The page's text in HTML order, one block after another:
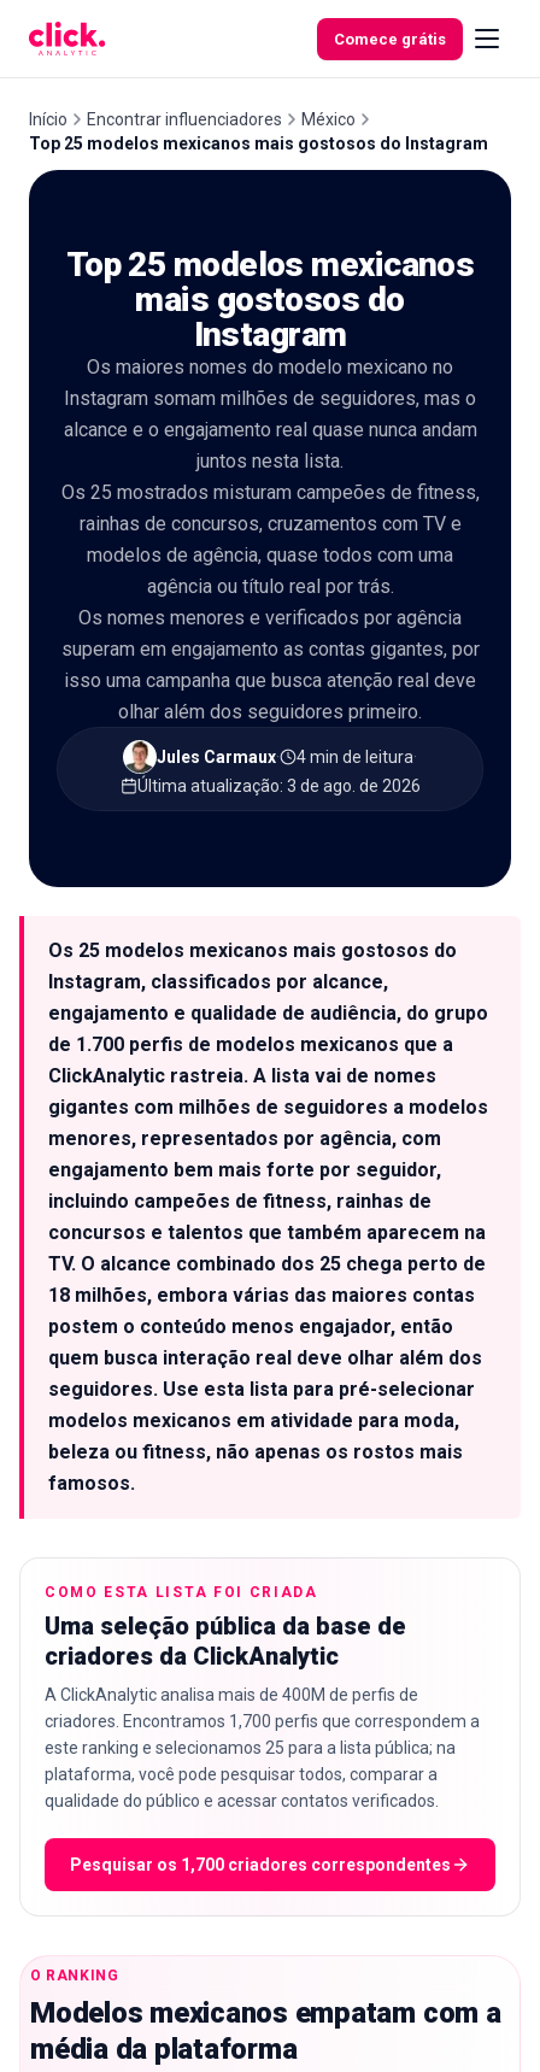
Comece grátis
Ferramentas
gratuitas
🇵🇹PT
Início Encontrar influenciadores
México
Top 25 modelos mexicanos mais gostosos do Instagram
Top 25 modelos mexicanos
mais gostosos do
Instagram
Os maiores nomes do modelo mexicano no
Instagram somam milhões de seguidores, mas o
alcance e o engajamento real quase nunca andam
juntos nesta lista.
Os 25 mostrados misturam campeões de fitness,
rainhas de concursos, cruzamentos com TV e
modelos de agência, quase todos com uma
agência ou título real por trás.
Os nomes menores e verificados por agência
superam em engajamento as contas gigantes, por
isso uma campanha que busca atenção real deve
olhar além dos seguidores primeiro.
Jules Carmaux· 4 min de leitura·
Última atualização: 3 de ago. de 2026
Os 25 modelos mexicanos mais gostosos do
Instagram, classificados por alcance,
engajamento e qualidade de audiência, do grupo
de 1.700 perfis de modelos mexicanos que a
ClickAnalytic rastreia. A lista vai de nomes
gigantes com milhões de seguidores a modelos
menores, representados por agência, com
engajamento bem mais forte por seguidor,
incluindo campeões de fitness, rainhas de
concursos e talentos que também aparecem na
TV. O alcance combinado dos 25 chega perto de
18 milhões, embora várias das maiores contas
postem o conteúdo menos engajador, então
quem busca interação real deve olhar além dos
seguidores. Use esta lista para pré-selecionar
modelos mexicanos em atividade para moda,
beleza ou fitness, não apenas os rostos mais
famosos.
COMO ESTA LISTA FOI CRIADA
Uma seleção pública da base de
criadores da ClickAnalytic
A ClickAnalytic analisa mais de 400M de perfis de
criadores. Encontramos 1,700 perfis que correspondem a
este ranking e selecionamos 25 para a lista pública; na
plataforma, você pode pesquisar todos, comparar a
qualidade do público e acessar contatos verificados.
Pesquisar os 1,700 criadores correspondentes
O RANKING
Modelos mexicanos empatam com a
média da plataforma